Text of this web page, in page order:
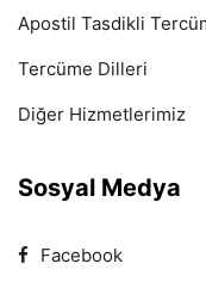
Apostil Tasdikli
Tercüme Dilleri
Diğer Hizmetlerimiz
Sosyal Medya
Facebook